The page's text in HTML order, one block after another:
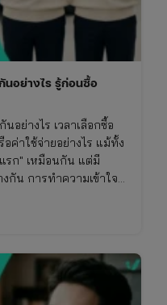
นอย่างไร รู้ก่อนซื้อ
อย่างไร เวลาเลือกซื้อ
ค่าใช้จ่ายอย่างไร แม้ทั้ง
รก" เหมือนกัน แต่มี
กัน การทำความเข้าใจ